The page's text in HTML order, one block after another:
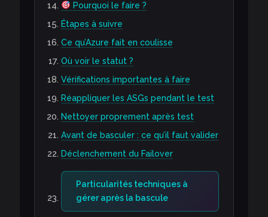
Pourquoi le faire ?
Étapes à suivre
Ce qu’Azure fait en coulisse
Où voir le statut ?
Vérifications importantes à faire
Réappliquer les ASGs pendant le test
Nettoyer proprement après test
Avant de basculer : ce qu’il faut valider
Déclenchement du Failover
Particularités techniques à
gérer après la bascule